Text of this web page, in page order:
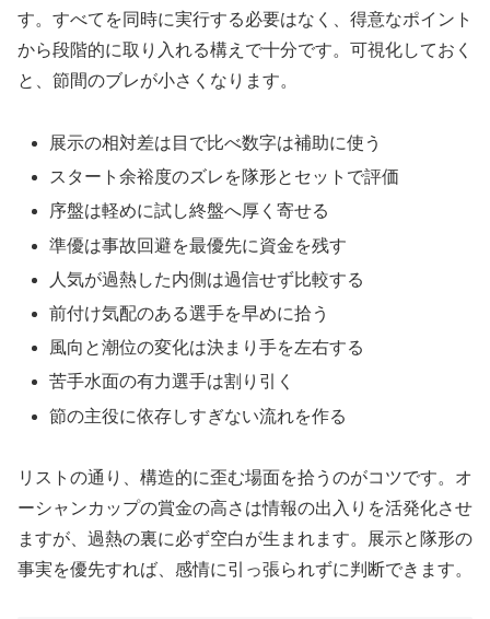
す。すべてを同時に実行する必要はなく、得意なポイント
から段階的に取り入れる構えで十分です。可視化しておく
と、節間のブレが小さくなります。
展示の相対差は目で比べ数字は補助に使う
スタート余裕度のズレを隊形とセットで評価
序盤は軽めに試し終盤へ厚く寄せる
準優は事故回避を最優先に資金を残す
人気が過熱した内側は過信せず比較する
前付け気配のある選手を早めに拾う
風向と潮位の変化は決まり手を左右する
苦手水面の有力選手は割り引く
節の主役に依存しすぎない流れを作る
リストの通り、構造的に歪む場面を拾うのがコツです。オ
ーシャンカップの賞金の高さは情報の出入りを活発化させ
ますが、過熱の裏に必ず空白が生まれます。展示と隊形の
事実を優先すれば、感情に引っ張られずに判断できます。